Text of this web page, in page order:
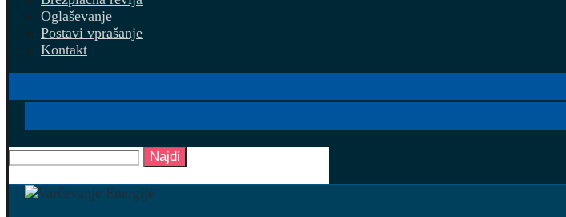
Oglaševanje
Postavi vprašanje
Kontakt
Najdi